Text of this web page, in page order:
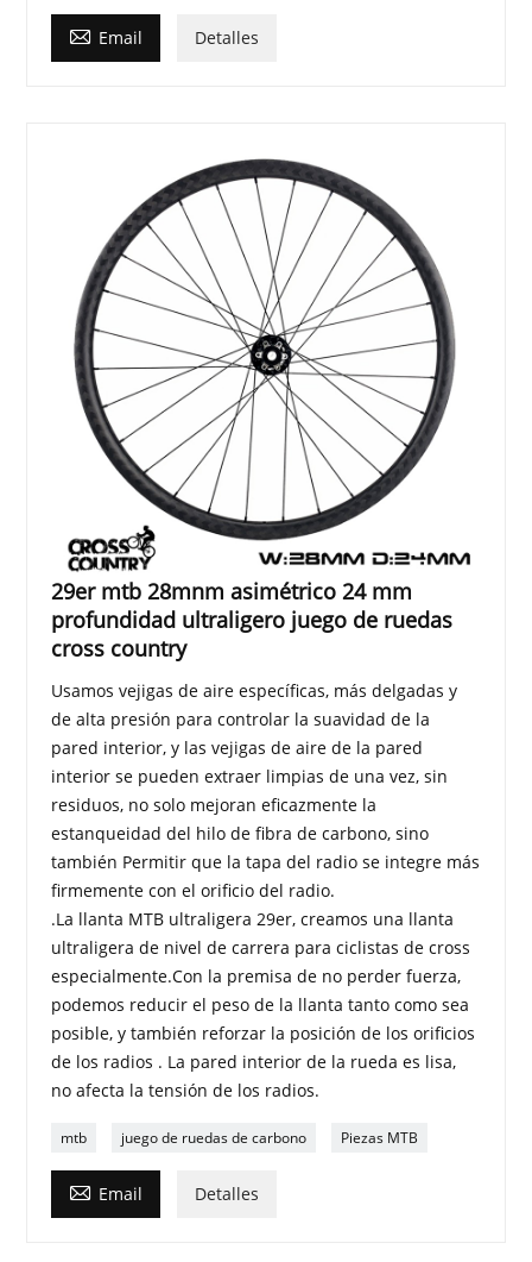
 Email Detalles
29er mtb 28mnm asimétrico 24 mm
profundidad ultraligero juego de ruedas
cross country
Usamos vejigas de aire específicas, más delgadas y
de alta presión para controlar la suavidad de la
pared interior, y las vejigas de aire de la pared
interior se pueden extraer limpias de una vez, sin
residuos, no solo mejoran eficazmente la
estanqueidad del hilo de fibra de carbono, sino
también Permitir que la tapa del radio se integre más
firmemente con el orificio del radio.
.La llanta MTB ultraligera 29er, creamos una llanta
ultraligera de nivel de carrera para ciclistas de cross
especialmente.Con la premisa de no perder fuerza,
podemos reducir el peso de la llanta tanto como sea
posible, y también reforzar la posición de los orificios
de los radios . La pared interior de la rueda es lisa,
no afecta la tensión de los radios.
mtb juego de ruedas de carbono Piezas MTB
 Email Detalles